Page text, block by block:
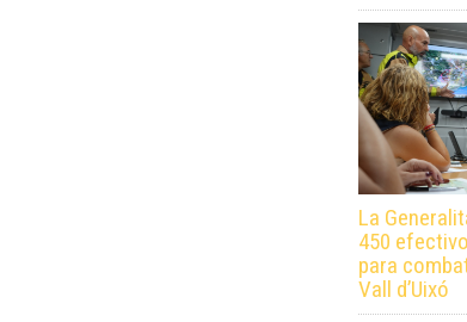
La
450
para
Vall d’Uixó